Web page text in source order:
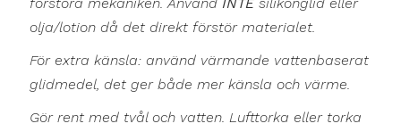
olja/lotion då det direkt förstör materialet.
För extra känsla: använd värmande vattenbaserat
glidmedel, det ger både mer känsla och värme.
Gör rent med tvål och vatten. Lufttorka eller torka